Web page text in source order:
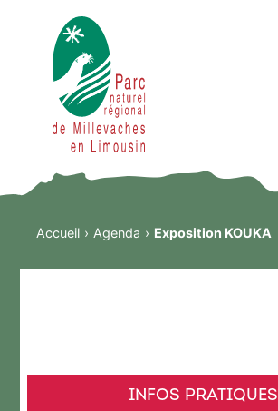
Accueil Agenda Exposition KOUKA
INFOS PRATIQUES